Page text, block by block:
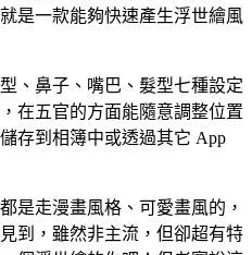
是一款能夠快速產生浮世繪風
、鼻子、嘴巴、髮型七種設定
在五官的方面能隨意調整位置
存到相簿中或透過其它 App
是走漫畫風格、可愛畫風的，
到，雖然非主流，但卻超有特